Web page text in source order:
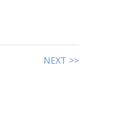
NEXT >>